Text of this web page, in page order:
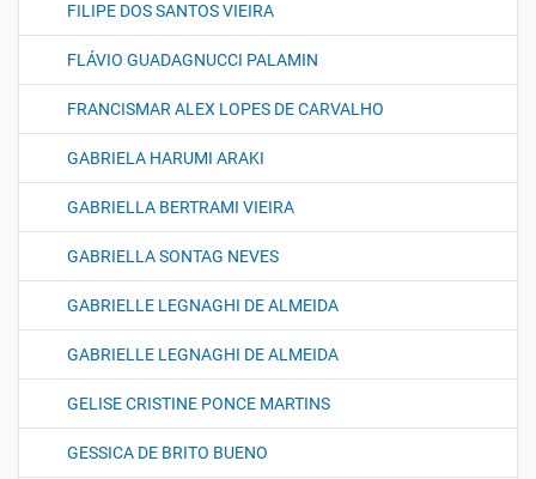
FILIPE DOS SANTOS VIEIRA
FLÁVIO GUADAGNUCCI PALAMIN
FRANCISMAR ALEX LOPES DE CARVALHO
GABRIELA HARUMI ARAKI
GABRIELLA BERTRAMI VIEIRA
GABRIELLA SONTAG NEVES
GABRIELLE LEGNAGHI DE ALMEIDA
GABRIELLE LEGNAGHI DE ALMEIDA
GELISE CRISTINE PONCE MARTINS
GESSICA DE BRITO BUENO